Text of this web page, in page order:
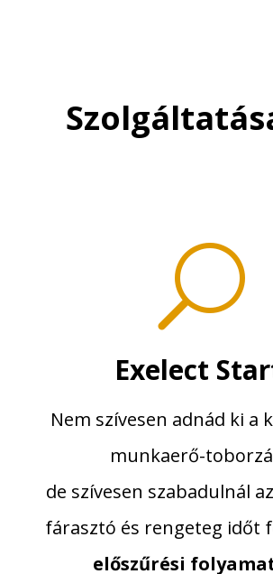
U
Exelect
Nem szívesen adnád ki a
munkaerő-
de szívesen szabadulnál
fárasztó és rengeteg időt
előszűrési